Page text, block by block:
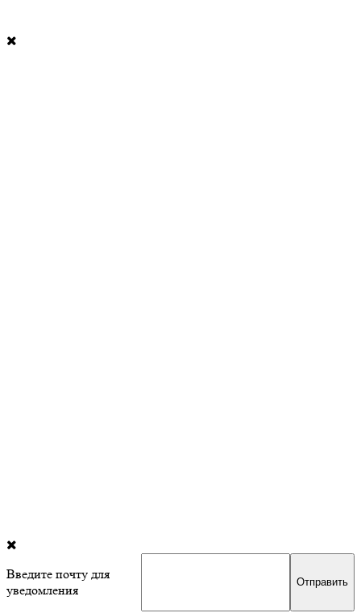
Введите почту для
уведомления